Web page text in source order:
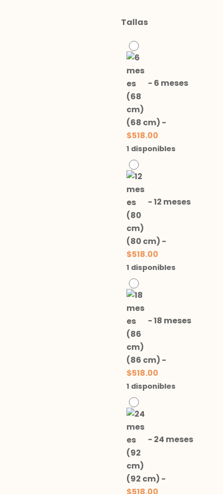
Tallas
- 6 meses
(68 cm) -
$518.00
1 disponibles
-12 meses
(80 cm) -
$518.00
1 disponibles
-18 meses
(86 cm) -
$518.00
1 disponibles
- 24 meses
(92 cm) -
$518.00